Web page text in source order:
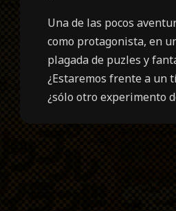
Una de las pocos
como protagonista, en
plagada de puzles y
¿Estaremos frente a un
¿sólo otro experimento